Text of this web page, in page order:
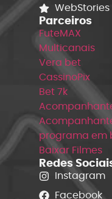
WebStories
Parceiros
FuteMAX
Multicanais
Vera bet
CassinoPix
Bet 7k
programa em
Baixar Filmes
Redes
Instagram
Facebook